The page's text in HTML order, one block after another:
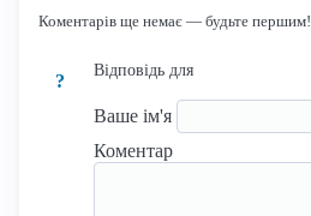
Коментарів ще немає — будьте першим!
?
Відповідь для
Ваше ім'я
Коментар